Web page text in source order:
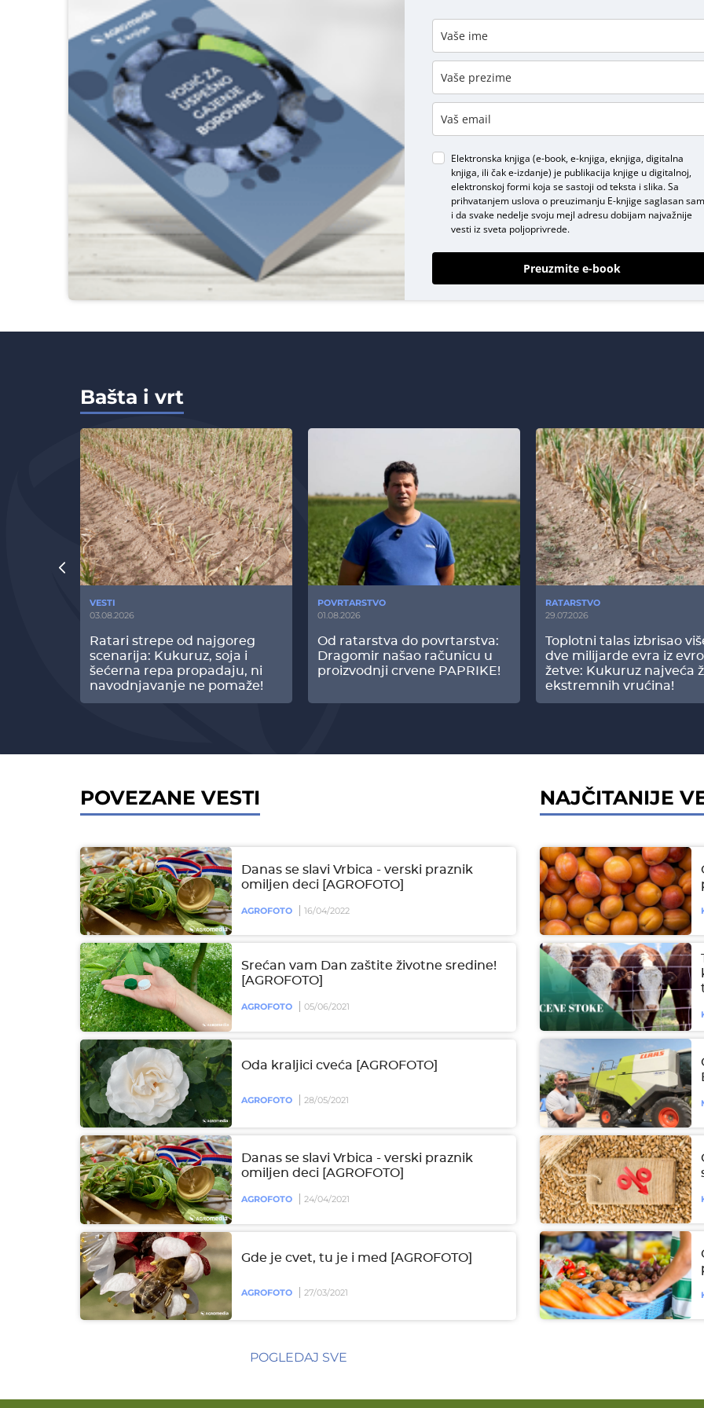
DODAJ KOMENTAR
Elektronska knjiga (e-book, e-knjiga, eknjiga, digitalna
knjiga, ili čak e-izdanje) je publikacija knjige u digitalnoj,
elektronskoj formi koja se sastoji od teksta i slika. Sa
prihvatanjem uslova o preuzimanju E-knjigesaglasan sam
i da svake nedelje svoju mejl adresu dobijam najvažnije
vesti iz sveta poljoprivrede.
Preuzmite e-book
Bašta i vrt
VESTI
03.08.2026
Ratari strepe od najgoreg
scenarija: Kukuruz, soja i
šećerna repa propadaju, ni
navodnjavanje ne pomaže!
POVRTARSTVO
01.08.2026
Od ratarstva do povrtarstva:
Dragomir našao računicu u
proizvodnji crvene PAPRIKE!
RATARSTVO
29.07.2026
Toplotni talas izbrisao
dve milijarde evra iz
žetve: Kukuruz najveća
ekstremnih vrućina!
POVEZANE VESTI
Danas se slavi Vrbica - verski praznik
omiljen deci [AGROFOTO]
AGROFOTO 16/04/2022
Srećan vam Dan zaštite životne sredine!
[AGROFOTO]
AGROFOTO 05/06/2021
Oda kraljici cveća [AGROFOTO]
AGROFOTO 28/05/2021
Danas se slavi Vrbica - verski praznik
omiljen deci [AGROFOTO]
AGROFOTO 24/04/2021
Gde je cvet, tu je i med [AGROFOTO]
AGROFOTO 27/03/2021
POGLEDAJ SVE
NAJČITANIJE